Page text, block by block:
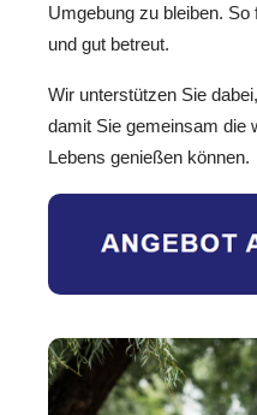
Umgebung zu bleiben.
und gut betreut.
Wir unterstützen Sie
damit Sie gemeinsam die
Lebens genießen können.